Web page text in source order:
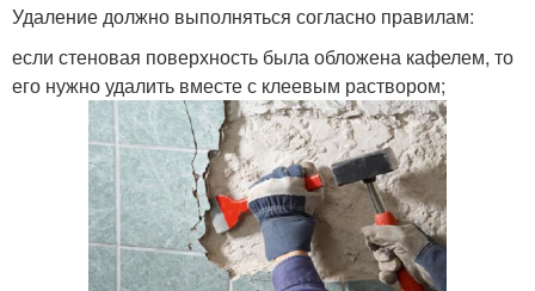
Удаление должно выполняться согласно правилам:
если стеновая поверхность была обложена кафелем, то
его нужно удалить вместе с клеевым раствором;